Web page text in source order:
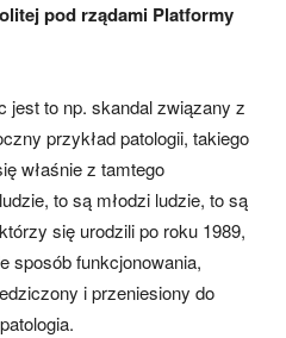
pod rządami Platformy
jest to np. skandal związany z
przykład patologii, takiego
właśnie z tamtego
to są młodzi ludzie, to są
się urodzili po roku 1989,
sposób funkcjonowania,
i przeniesiony do